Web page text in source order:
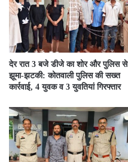
देर रात 3 बजे डीजे का शोर और पुलिस से
झूमा-झटकी: कोतवाली पुलिस की सख्त
कार्रवाई, 4 युवक व 3 युवतियां गिरफ्तार